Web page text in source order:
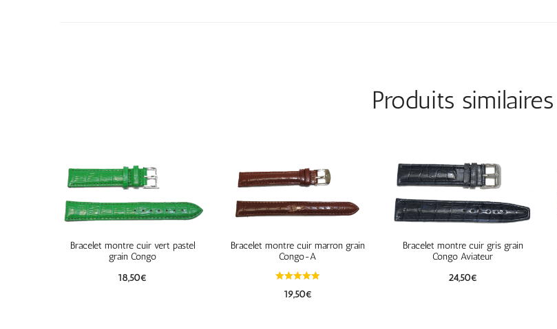
Produits similaires
Bracelet montre cuir vert pastel
grain Congo
18,50€
Bracelet montre cuir marron grain
Congo-A
19,50€
Bracelet montre cuir gris grain
Congo Aviateur
24,50€